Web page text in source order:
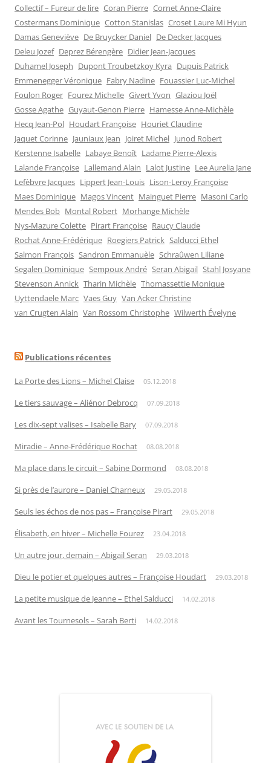
Collectif – Fureur de lire Coran Pierre Cornet Anne-Claire
Costermans Dominique Cotton Stanislas Croset Laure Mi Hyun
Damas Geneviève De Bruycker Daniel De Decker Jacques
Deleu Jozef Deprez Bérengère Didier Jean-Jacques
Duhamel Joseph Dupont Troubetzkoy Kyra Dupuis Patrick
Emmenegger Véronique Fabry Nadine Fouassier Luc-Michel
Foulon Roger Fourez Michelle Givert Yvon Glaziou Joël
Gosse Agathe Guyaut-Genon Pierre Hamesse Anne-Michèle
Hecq Jean-Pol Houdart Françoise Houriet Claudine
Jaquet Corinne Jauniaux Jean Joiret Michel Junod Robert
Kerstenne Isabelle Labaye Benoît Ladame Pierre-Alexis
Lalande Françoise Lallemand Alain Lalot Justine Lee Aurelia Jane
Lefèbvre Jacques Lippert Jean-Louis Lison-Leroy Françoise
Maes Dominique Magos Vincent Mainguet Pierre Masoni Carlo
Mendes Bob Montal Robert Morhange Michèle
Nys-Mazure Colette Pirart Françoise Raucy Claude
Rochat Anne-Frédérique Roegiers Patrick Salducci Ethel
Salmon François Sandron Emmanuèle Schraûwen Liliane
Segalen Dominique Sempoux André Seran Abigail Stahl Josyane
Stevenson Annick Tharin Michèle Thomassettie Monique
Uyttendaele Marc Vaes Guy Van Acker Christine
van Crugten Alain Van Rossom Christophe Wilwerth Évelyne
Publications récentes
La Porte des Lions – Michel Claise 05.12.2018
Le tiers sauvage – Aliénor Debrocq 07.09.2018
Les dix-sept valises – Isabelle Bary 07.09.2018
Miradie – Anne-Frédérique Rochat 08.08.2018
Ma place dans le circuit – Sabine Dormond 08.08.2018
Si près de l’aurore – Daniel Charneux 29.05.2018
Seuls les échos de nos pas – Françoise Pirart 29.05.2018
Élisabeth, en hiver – Michelle Fourez 23.04.2018
Un autre jour, demain – Abigail Seran 29.03.2018
Dieu le potier et quelques autres – Françoise Houdart 29.03.2018
La petite musique de Jeanne – Ethel Salducci 14.02.2018
Avant les Tournesols – Sarah Berti 14.02.2018